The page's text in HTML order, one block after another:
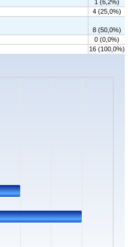
1 (6,2%)
4 (25,0%)
8 (50,0%)
0 (0,0%)
16 (100,0%)
ranges from 0 to 8.